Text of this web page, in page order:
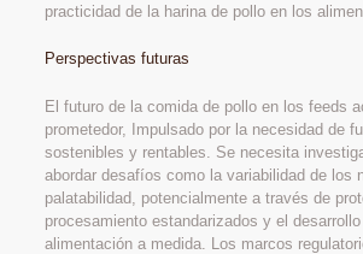
practicidad de la harina de pollo en los
Perspectivas futuras
El futuro de la comida de pollo en los feeds
prometedor, Impulsado por la necesidad de
sostenibles y rentables. Se necesita
abordar desafíos como la variabilidad de los
palatabilidad, potencialmente a través de
procesamiento estandarizados y el
alimentación a medida. Los marcos